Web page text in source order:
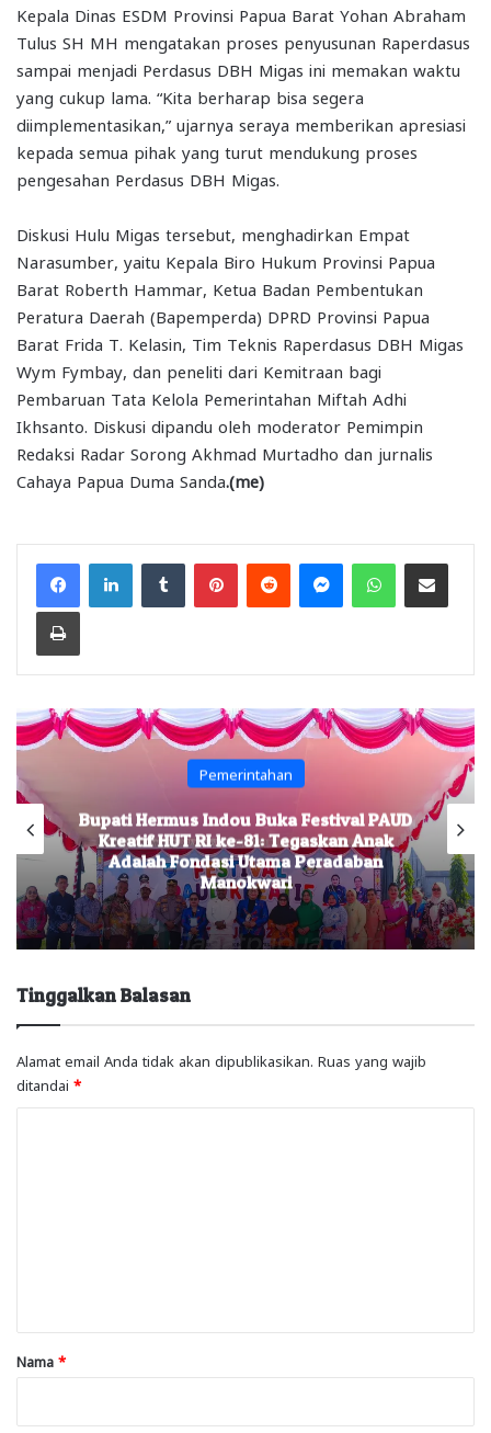
Kepala Dinas ESDM Provinsi Papua Barat Yohan Abraham
Tulus SH MH mengatakan proses penyusunan Raperdasus
sampai menjadi Perdasus DBH Migas ini memakan waktu
yang cukup lama. “Kita berharap bisa segera
diimplementasikan,” ujarnya seraya memberikan apresiasi
kepada semua pihak yang turut mendukung proses
pengesahan Perdasus DBH Migas.
Diskusi Hulu Migas tersebut, menghadirkan Empat
Narasumber, yaitu Kepala Biro Hukum Provinsi Papua
Barat Roberth Hammar, Ketua Badan Pembentukan
Peratura Daerah (Bapemperda) DPRD Provinsi Papua
Barat Frida T. Kelasin, Tim Teknis Raperdasus DBH Migas
Wym Fymbay, dan peneliti dari Kemitraan bagi
Pembaruan Tata Kelola Pemerintahan Miftah Adhi
Ikhsanto. Diskusi dipandu oleh moderator Pemimpin
Redaksi Radar Sorong Akhmad Murtadho dan jurnalis
Cahaya Papua Duma Sanda.(me)
FacebookLinkedInTumblr PinterestReddit MessengerWhatsAppShare via Email
Print
Pemerintahan
Bupati Hermus Indou Buka Festival PAUD
Kreatif HUT RI ke-81: Tegaskan Anak
Adalah Fondasi Utama Peradaban
Manokwari
Tinggalkan Balasan
Alamat email Anda tidak akan dipublikasikan. Ruas yang wajib
ditandai *
rNama *